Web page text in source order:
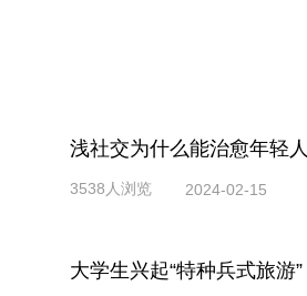
浅社交为什么能治愈年轻人
3538人浏览 2024-02-15
大学生兴起“特种兵式旅游”